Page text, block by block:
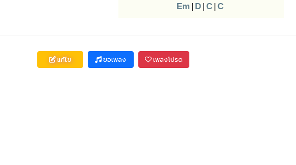
Em | D | C | C
แก้ไข ขอเพลง เพลงโปรด